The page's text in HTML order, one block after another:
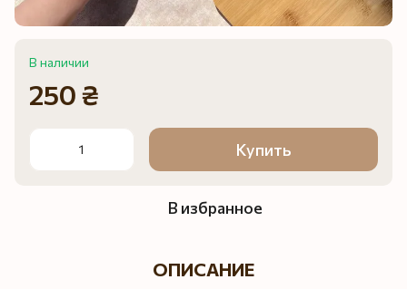
В наличии
250 ₴
Купить
В избранное
ОПИСАНИЕ